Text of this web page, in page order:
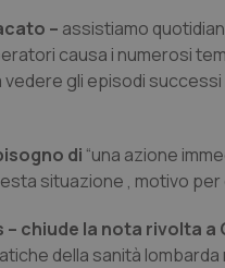
– assistiamo
causa i numerosi
gli episodi
di “una azione
situazione , motivo per
– chiude la nota rivolta a
della sanità